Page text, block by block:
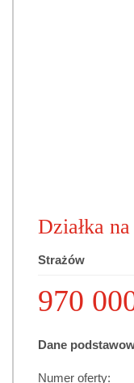
Działka
Strażów
970
Dane
Numer oferty: